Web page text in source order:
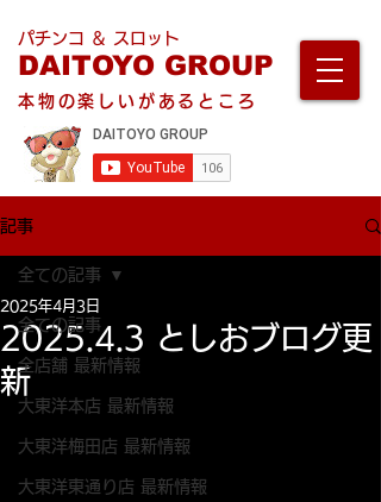
パチンコ ＆ スロット
DAITOYO GROUP
本物の楽しいがあるところ
記事
全ての記事
全店舗 最新情報
大東洋本店 最新情報
大東洋梅田店 最新情報
大東洋東通り店 最新情報
全ての記事
2025.4.3 としおブログ更
新
2025年4月3日